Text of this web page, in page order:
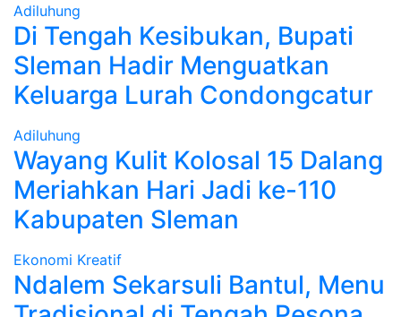
Adiluhung
Di Tengah Kesibukan, Bupati
Sleman Hadir Menguatkan
Keluarga Lurah Condongcatur
Adiluhung
Wayang Kulit Kolosal 15 Dalang
Meriahkan Hari Jadi ke-110
Kabupaten Sleman
Ekonomi Kreatif
Ndalem Sekarsuli Bantul, Menu